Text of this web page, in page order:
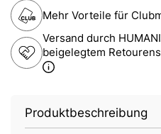
Mehr Vorteile für
Versand durch
beigelegtem
Produktbeschreibung